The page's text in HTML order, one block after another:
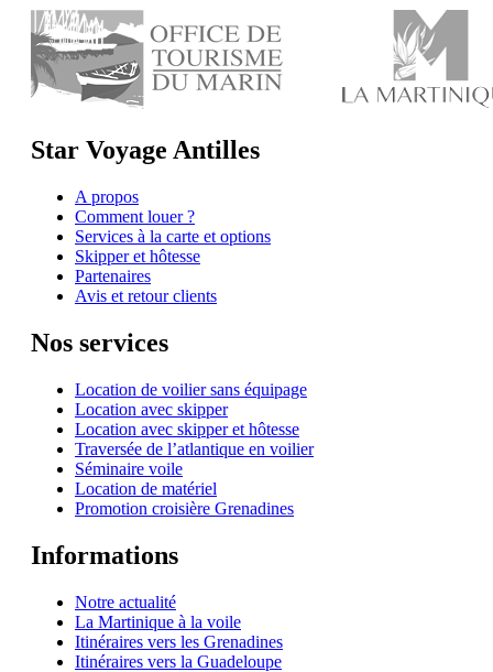
Star Voyage Antilles
A propos
Comment louer ?
Services à la carte et options
Skipper et hôtesse
Partenaires
Avis et retour clients
Nos services
Location de voilier sans équipage
Location avec skipper
Location avec skipper et hôtesse
Traversée de l’atlantique en voilier
Séminaire voile
Location de matériel
Promotion croisière Grenadines
Informations
Notre actualité
La Martinique à la voile
Itinéraires vers les Grenadines
Itinéraires vers la Guadeloupe